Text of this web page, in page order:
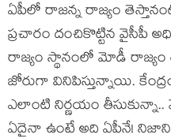
ఏపీలో రాజ‌న్న రాజ్యం
ప్ర‌చారం దంచికొట్టిన వైసీపీ
రాజ్యం స్థానంలో మోడీ రాజ్యం
జోరుగా వినిపిస్తున్నాయి.
ఎలాంటి నిర్ణ‌యం తీసుకున్నా..
ఏదైనా ఉంటే అది ఏపీనే!